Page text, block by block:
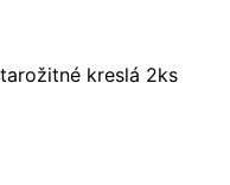
kreslá 2ks